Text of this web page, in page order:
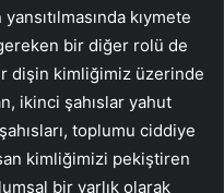
kıymete
bir diğer rolü de
dişin kimliğimiz üzerinde
ikinci şahıslar yahut
toplumu ciddiye
kimliğimizi pekiştiren
bir varlık olarak